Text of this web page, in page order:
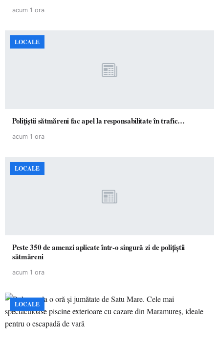
acum 1 ora
LOCALE
Polițiștii sătmăreni fac apel la responsabilitate în trafic…
acum 1 ora
LOCALE
Peste 350 de amenzi aplicate într-o singură zi de polițiștii
sătmăreni
acum 1 ora
LOCALE